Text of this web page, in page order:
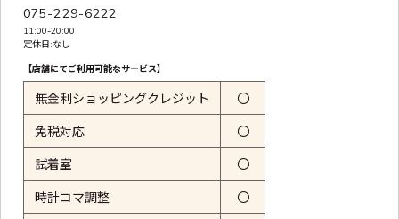
075-229-6222
11:00-20:00
定休日:なし
【店舗にてご利用可能なサービス】
無金利ショッピングクレジット 〇
免税対応 〇
試着室 〇
時計コマ調整 〇